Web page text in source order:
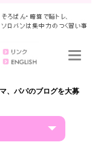
、パパのブログを大募